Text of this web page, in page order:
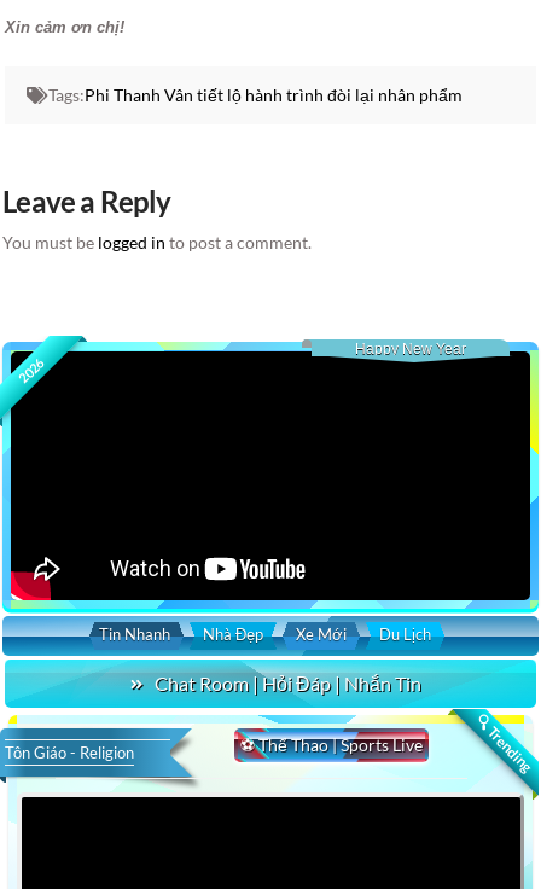
Xin cảm ơn chị!
Tags:Phi Thanh Vân tiết lộ hành trình đòi lại nhân phẩm
Leave a Reply
You must be logged in to post a comment.
2026
Happy New Year
Tin Nhanh Nhà Đẹp Xe Mới Du Lịch
Chat Room | Hỏi Đáp | Nhắn Tin
🔍 Trending
⚽ Thể Thao | Sports Live
Tôn Giáo - Religion